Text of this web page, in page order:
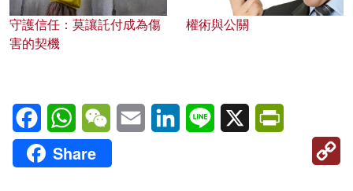
守護信任：莫讓託付成為傷
害的契機
權術與公關
FacebookWhatsAppWeChatEmail LinkedInLine X
Share